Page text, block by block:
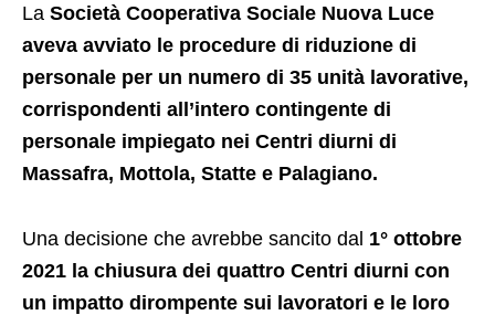
La Società Cooperativa Sociale Nuova Luce
aveva avviato le procedure di riduzione di
personale per un numero di 35 unità lavorative,
corrispondenti all’intero contingente di
personale impiegato nei Centri diurni di
Massafra, Mottola, Statte e Palagiano.
Una decisione che avrebbe sancito dal 1° ottobre
2021 la chiusura dei quattro Centri diurni con
un impatto dirompente sui lavoratori e le loro